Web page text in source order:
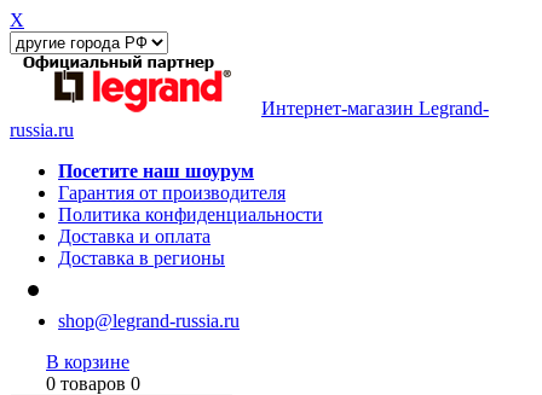
X
Интернет-магазин Legrand-
russia.ru
Посетите наш шоурум
Гарантия от производителя
Политика конфиденциальности
Доставка и оплата
Доставка в регионы
shop@legrand-russia.ru
В корзине
0 товаров 0